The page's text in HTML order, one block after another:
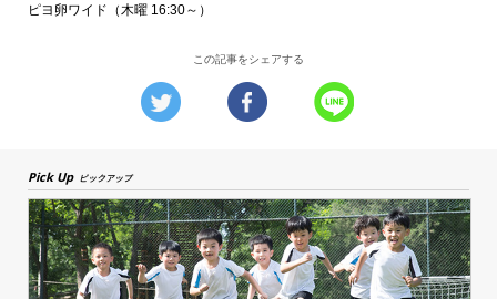
ピヨ卵ワイド（木曜 16:30～）
この記事をシェアする
Pick Up ピックアップ